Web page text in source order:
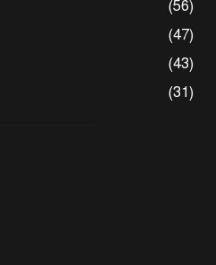
(56)
(47)
(43)
(31)